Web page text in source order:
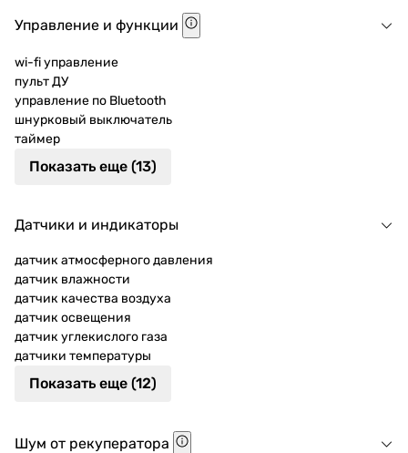
Управление и функции
wi-fi управление
пульт ДУ
управление по Bluetooth
шнурковый выключатель
таймер
Показать еще (13)
Датчики и индикаторы
датчик атмосферного давления
датчик влажности
датчик качества воздуха
датчик освещения
датчик углекислого газа
датчики температуры
Показать еще (12)
Шум от рекуператора